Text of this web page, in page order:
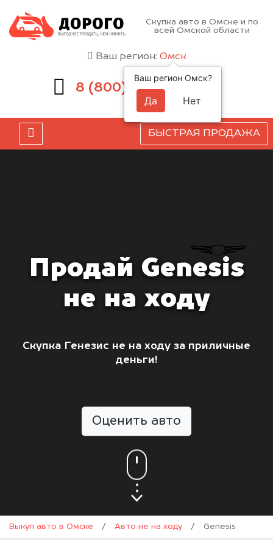
Скупка авто в Омске и по
всей Омской области
Ваш регион: Омск
8 (800) 551-81-15
БЫСТРАЯ ПРОДАЖА
Продай Genesis
не на ходу
Скупка Генезис не на ходу за приличные
деньги!
Оценить авто
Выкуп авто в Омске / Авто не на ходу / Genesis
Ваш регион Омск?
Да Нет